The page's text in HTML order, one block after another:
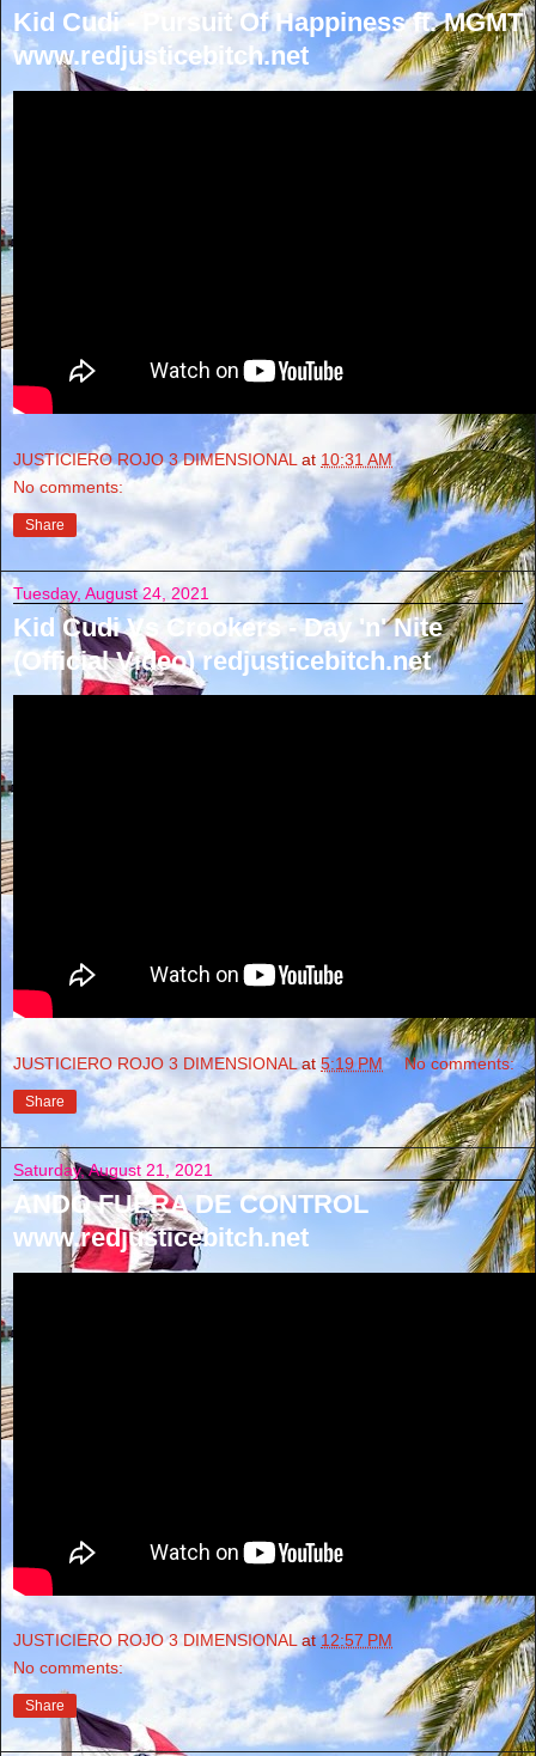
Kid Cudi - Pursuit Of Happiness ft. MGMT
www.redjusticebitch.net
JUSTICIERO ROJO 3 DIMENSIONAL at 10:31 AM
No comments:
Share
Tuesday, August 24, 2021
Kid Cudi Vs Crookers - Day 'n' Nite
(Official Video) redjusticebitch.net
JUSTICIERO ROJO 3 DIMENSIONAL at 5:19 PM No comments:
Share
Saturday, August 21, 2021
ANDO FUERA DE CONTROL
www.redjusticebitch.net
JUSTICIERO ROJO 3 DIMENSIONAL at12:57 PM
No comments:
Share